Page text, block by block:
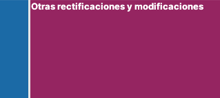
Otras rectificaciones y modificaciones
Otras rectificaciones y modificaciones